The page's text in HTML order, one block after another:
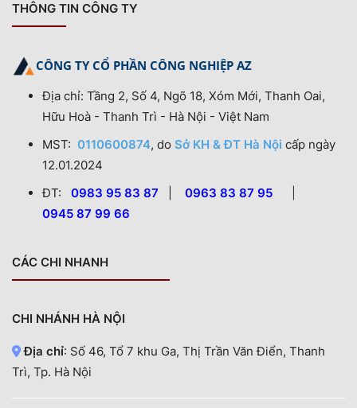
THÔNG TIN CÔNG TY
CÔNG TY CỔ PHẦN CÔNG NGHIỆP AZ
Địa chỉ: Tầng 2, Số 4, Ngõ 18, Xóm Mới, Thanh Oai,
Hữu Hoà - Thanh Trì - Hà Nội - Việt Nam
MST:0110600874, doSở KH & ĐT Hà Nội cấp ngày
12.01.2024
ĐT:0983 95 83 87 |0963 83 87 95
0945 87 99 66
CÁC CHI NHANH
CHI NHÁNH HÀ NỘI
Địa chỉ: Số 46, Tổ 7 khu Ga, Thị Trần Văn Điển, Thanh
Trì, Tp. Hà Nội